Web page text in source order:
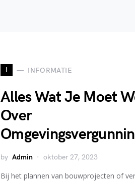
I INFORMATIE
Alles Wat Je Moet
Over
by Admin oktober 27, 2023
Bij het plannen van bouwprojecten of